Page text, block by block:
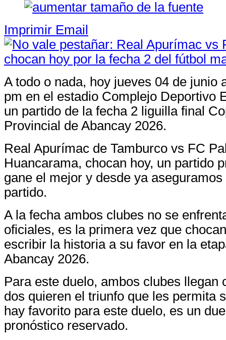
Imprimir Email
A todo o nada, hoy jueves 04 de junio
pm en el estadio Complejo Deportivo
un partido de la fecha 2 liguilla final
Provincial de Abancay 2026.
Real Apurímac de Tamburco vs FC
Huancarama, chocan hoy, un partido
gane el mejor y desde ya
partido.
A la fecha ambos clubes no se
oficiales, es la primera vez que
escribir la historia a su favor en la
Abancay 2026.
Para este duelo, ambos clubes llegan
dos quieren el triunfo que les permita
hay favorito para este duelo, es un
pronóstico reservado.